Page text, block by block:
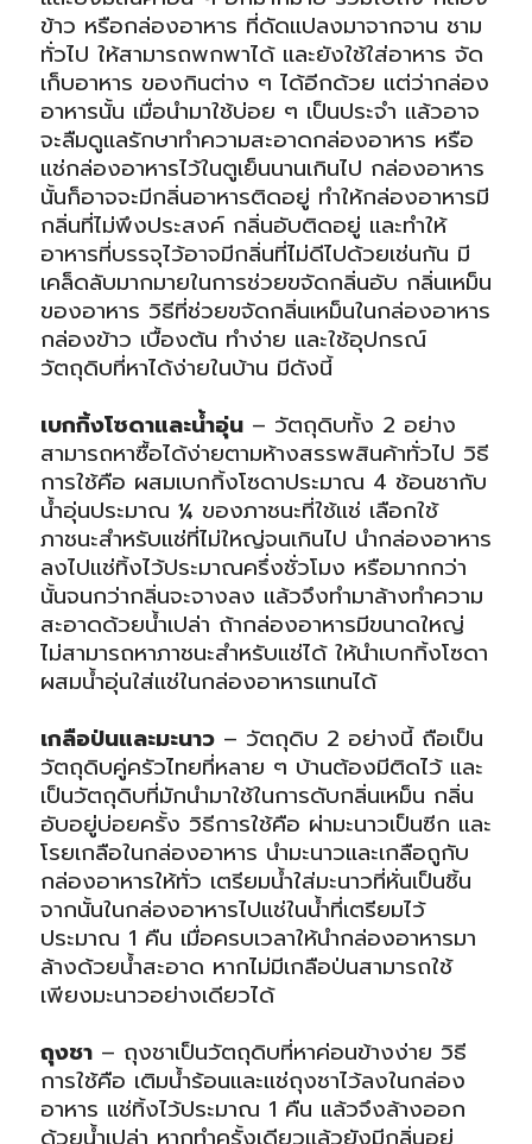
ข้าว หรือกล่องอาหาร ที่ดัดแปลงมาจากจาน ชาม
ทั่วไป ให้สามารถพกพาได้ และยังใช้ใส่อาหาร จัด
เก็บอาหาร ของกินต่าง ๆ ได้อีกด้วย แต่ว่ากล่อง
อาหารนั้น เมื่อนำมาใช้บ่อย ๆ เป็นประจำ แล้วอาจ
จะลืมดูแลรักษาทำความสะอาดกล่องอาหาร หรือ
แช่กล่องอาหารไว้ในตูเย็นนานเกินไป กล่องอาหาร
นั้นก็อาจจะมีกลิ่นอาหารติดอยู่ ทำให้กล่องอาหารมี
กลิ่นที่ไม่พึงประสงค์ กลิ่นอับติดอยู่ และทำให้
อาหารที่บรรจุไว้อาจมีกลิ่นที่ไม่ดีไปด้วยเช่นกัน มี
เคล็ดลับมากมายในการช่วยขจัดกลิ่นอับ กลิ่นเหม็น
ของอาหาร วิธีที่ช่วยขจัดกลิ่นเหม็นในกล่องอาหาร
กล่องข้าว เบื้องต้น ทำง่าย และใช้อุปกรณ์
วัตถุดิบที่หาได้ง่ายในบ้าน มีดังนี้
เบกกิ้งโซดาและน้ำอุ่น– วัตถุดิบทั้ง 2 อย่าง
สามารถหาซื้อได้ง่ายตามห้างสรรพสินค้าทั่วไป วิธี
การใช้คือ ผสมเบกกิ้งโซดาประมาณ 4 ช้อนชากับ
น้ำอุ่นประมาณ ¼ ของภาชนะที่ใช้แช่ เลือกใช้
ภาชนะสำหรับแช่ที่ไม่ใหญ่จนเกินไป นำกล่องอาหาร
ลงไปแช่ทิ้งไว้ประมาณครึ่งชั่วโมง หรือมากกว่า
นั้นจนกว่ากลิ่นจะจางลง แล้วจึงทำมาล้างทำความ
สะอาดด้วยน้ำเปล่า ถ้ากล่องอาหารมีขนาดใหญ่
ไม่สามารถหาภาชนะสำหรับแช่ได้ ให้นำเบกกิ้งโซดา
ผสมน้ำอุ่นใส่แช่ในกล่องอาหารแทนได้
เกลือป่นและมะนาว– วัตถุดิบ 2 อย่างนี้ ถือเป็น
วัตถุดิบคู่ครัวไทยที่หลาย ๆ บ้านต้องมีติดไว้ และ
เป็นวัตถุดิบที่มักนำมาใช้ในการดับกลิ่นเหม็น กลิ่น
อับอยู่บ่อยครั้ง วิธีการใช้คือ ผ่ามะนาวเป็นซีก และ
โรยเกลือในกล่องอาหาร นำมะนาวและเกลือถูกับ
กล่องอาหารให้ทั่ว เตรียมน้ำใส่มะนาวที่หั่นเป็นชิ้น
จากนั้นในกล่องอาหารไปแช่ในน้ำที่เตรียมไว้
ประมาณ 1 คืน เมื่อครบเวลาให้นำกล่องอาหารมา
ล้างด้วยน้ำสะอาด หากไม่มีเกลือป่นสามารถใช้
เพียงมะนาวอย่างเดียวได้
ถุงชา– ถุงชาเป็นวัตถุดิบที่หาค่อนข้างง่าย วิธี
การใช้คือ เติมน้ำร้อนและแช่ถุงชาไว้ลงในกล่อง
อาหาร แช่ทิ้งไว้ประมาณ 1 คืน แล้วจึงล้างออก